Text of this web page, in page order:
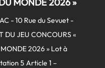
- 10 Rue du Sevuet -
DU JEU CONCOURS «
2026 » Lot à
5 Article 1 –